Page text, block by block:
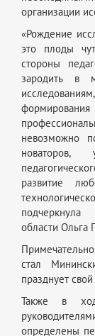
организации
«Рождение
это плоды
стороны
зародить в
невозможно
новаторов,
развитие
подчеркнула
области Ольга
стал
празднует
Также в
определены